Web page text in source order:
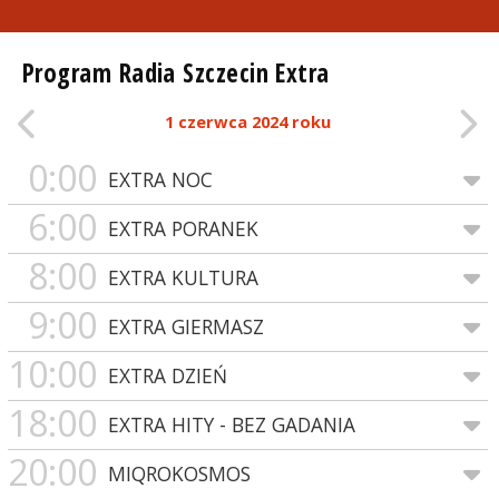
Program Radia Szczecin Extra
1 czerwca 2024 roku
0:00 EXTRA NOC
6:00 EXTRA PORANEK
8:00 EXTRA KULTURA
9:00 EXTRA GIERMASZ
10:00 EXTRA DZIEŃ
18:00 EXTRA HITY - BEZ GADANIA
20:00 MIQROKOSMOS